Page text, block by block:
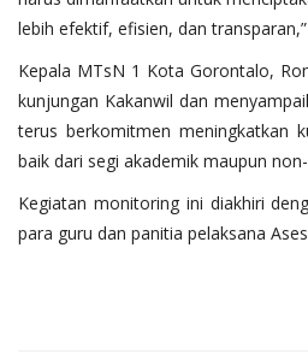
lebih efektif, efisien, dan
Kepala MTsN 1 Kota Gorontalo,
kunjungan Kakanwil dan
terus berkomitmen meningkatkan
baik dari segi akademik maupun
Kegiatan monitoring ini diakhiri
para guru dan panitia pelaksana